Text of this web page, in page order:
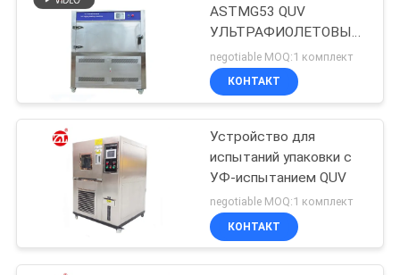
ASTMG53 QUV
УЛЬТРАФИОЛЕТОВЫЕ
в краске и покрытиях,
автомобильный,
пластмассах Etc
negotiable MOQ:1 комплект
КОНТАКТ
Устройство для
испытаний упаковки с
УФ-испытанием QUV
negotiable MOQ:1 комплект
КОНТАКТ